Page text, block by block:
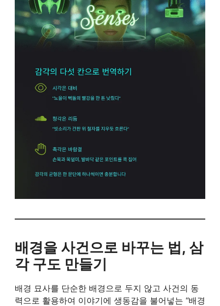
배경을 사건으로 바꾸는 법, 삼
각 구도 만들기
배경 묘사를 단순한 배경으로 두지 않고 사건의 동
력으로 활용하여 이야기에 생동감을 불어넣는 “배경